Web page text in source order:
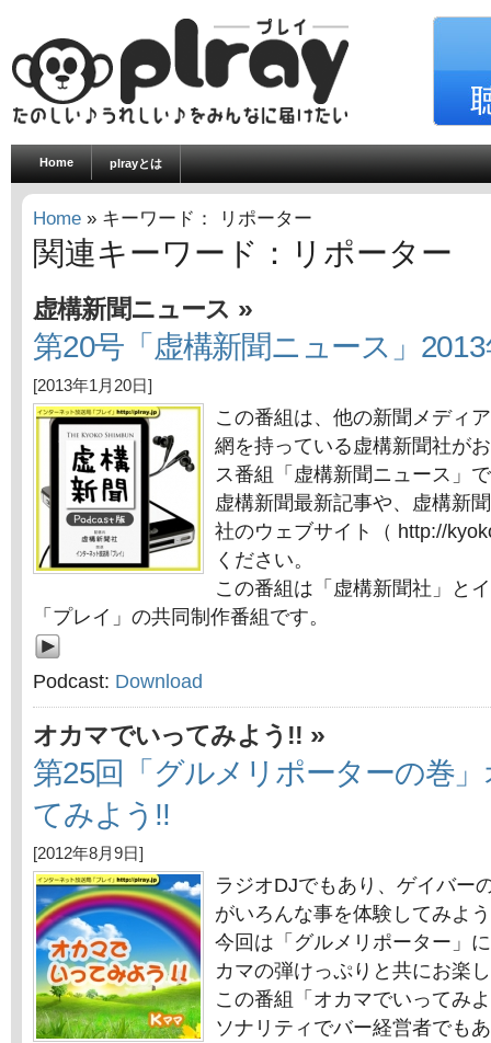
Home plrayとは
Home » キーワード： リポーター
関連キーワード：リポーター
虚構新聞ニュース »
第20号「虚構新聞ニュース」
[2013年1月20日]
この番組は、他の新聞メディ
網を持っている虚構新聞社が
ス番組「虚構新聞ニュース」
虚構新聞最新記事や、虚構新
社のウェブサイト（ http://
ください。
この番組は「虚構新聞社」と
「プレイ」の共同制作番組です。
Podcast: Download
オカマでいってみよう!! »
第25回「グルメリポーターの巻
てみよう!!
[2012年8月9日]
ラジオDJでもあり、ゲイバー
がいろんな事を体験してみよ
今回は「グルメリポーター」
カマの弾けっぷりと共にお楽
この番組「オカマでいってみ
ソナリティでバー経営者でも